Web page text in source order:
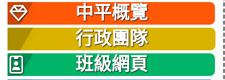
中平概覽
行政團隊
班級網頁